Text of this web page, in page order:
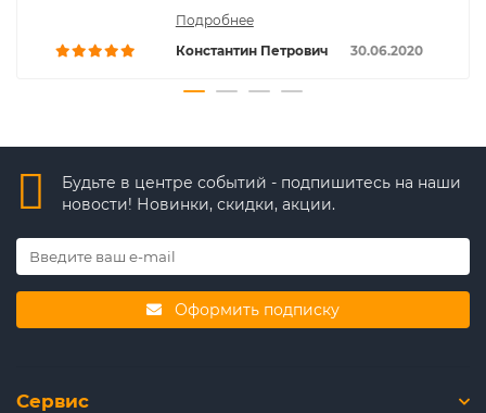
Подробнее
Константин Петрович
30.06.2020
Будьте в центре событий - подпишитесь на наши
новости! Новинки, скидки, акции.
Оформить подписку
Сервис